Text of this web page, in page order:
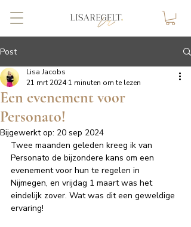
Post
Een evenement voor
Personato!
Lisa Jacobs
21 mrt 2024 1 minuten om te lezen
Bijgewerkt op: 20 sep 2024
Twee maanden geleden kreeg ik van
Personato de bijzondere kans om een
evenement voor hun te regelen in
Nijmegen, en vrijdag 1 maart was het
eindelijk zover. Wat was dit een geweldige
ervaring!